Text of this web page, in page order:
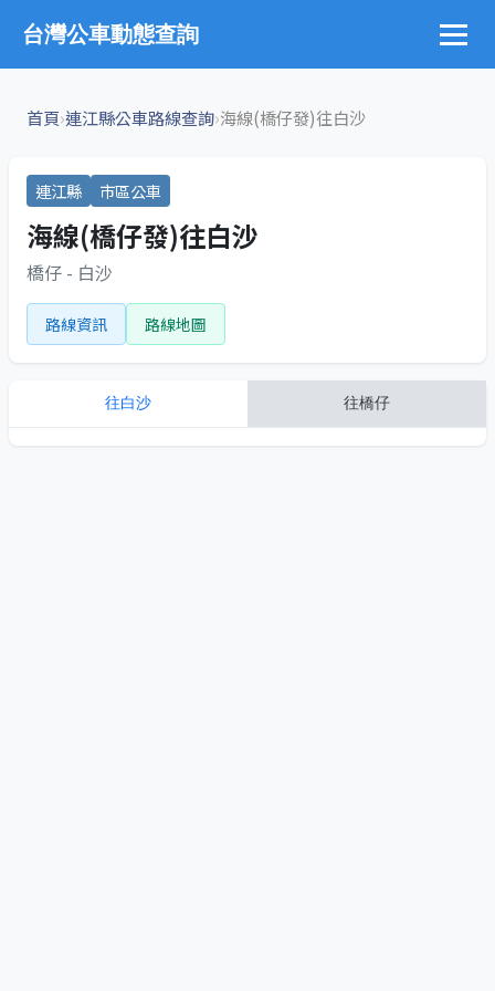
台灣公車動態查詢
首頁›連江縣公車路線查詢›海線(橋仔發)往白沙
連江縣 市區公車
海線(橋仔發)往白沙
橋仔 - 白沙
路線資訊 路線地圖
往白沙 往橋仔